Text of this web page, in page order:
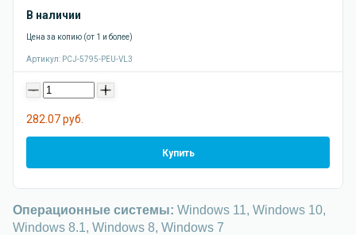
В наличии
Цена за копию (от 1 и более)
Артикул: PCJ-5795-PEU-VL3
- +
282.07 руб.
Купить
Операционные системы: Windows 11, Windows 10,
Windows 8.1, Windows 8, Windows 7